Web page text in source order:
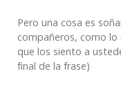
Pero una cosa es
compañeros, como
que los siento a
final de la frase)